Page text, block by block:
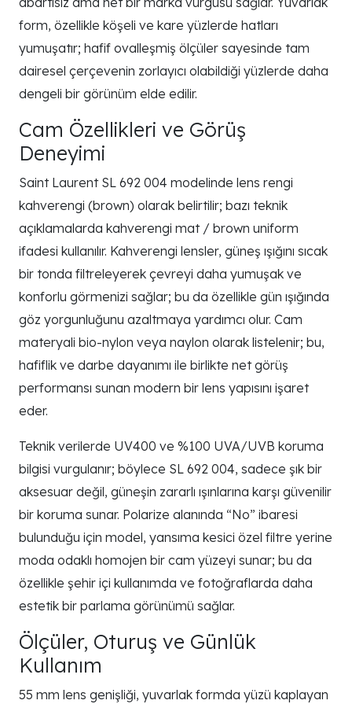
form, özellikle köşeli ve kare yüzlerde hatları
yumuşatır; hafif ovalleşmiş ölçüler sayesinde tam
dairesel çerçevenin zorlayıcı olabildiği yüzlerde daha
dengeli bir görünüm elde edilir.
Cam Özellikleri ve Görüş
Deneyimi
Saint Laurent SL 692 004 modelinde lens rengi
kahverengi (brown) olarak belirtilir; bazı teknik
açıklamalarda kahverengi mat / brown uniform
ifadesi kullanılır. Kahverengi lensler, güneş ışığını sıcak
bir tonda filtreleyerek çevreyi daha yumuşak ve
konforlu görmenizi sağlar; bu da özellikle gün ışığında
göz yorgunluğunu azaltmaya yardımcı olur. Cam
materyali bio-nylon veya naylon olarak listelenir; bu,
hafiflik ve darbe dayanımı ile birlikte net görüş
performansı sunan modern bir lens yapısını işaret
eder.
Teknik verilerde UV400 ve %100 UVA/UVB koruma
bilgisi vurgulanır; böylece SL 692 004, sadece şık bir
aksesuar değil, güneşin zararlı ışınlarına karşı güvenilir
bir koruma sunar. Polarize alanında “No” ibaresi
bulunduğu için model, yansıma kesici özel filtre yerine
moda odaklı homojen bir cam yüzeyi sunar; bu da
özellikle şehir içi kullanımda ve fotoğraflarda daha
estetik bir parlama görünümü sağlar.
Ölçüler, Oturuş ve Günlük
Kullanım
55 mm lens genişliği, yuvarlak formda yüzü kaplayan